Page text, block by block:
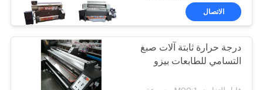
الاتصال
درجة حرارة ثابتة آلات صبغ
التسامي للطابعات بيزو